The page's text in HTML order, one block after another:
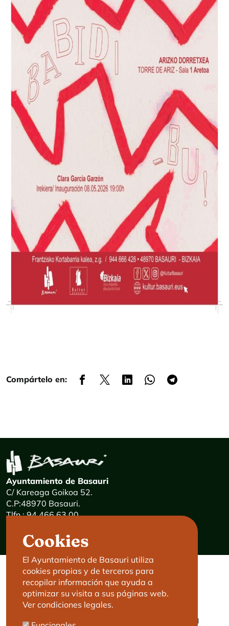
Compártelo en:
Cookies
El Ayuntamiento de Basauri utiliza
cookies propias y de terceros para
recopilar información que ayuda a
optimizar su visita a sus páginas web.
Ver condiciones legales.
Ayuntamiento de Basauri
C/ Kareaga Goikoa 52.
C.P:48970 Basauri.
Tlfn.: 94 466 63 00
E-mail: haz@basauri.eus
CONTACTO
Basauri le atiende
Cita previa
LEGAL
Aviso legal
Política de privacidad